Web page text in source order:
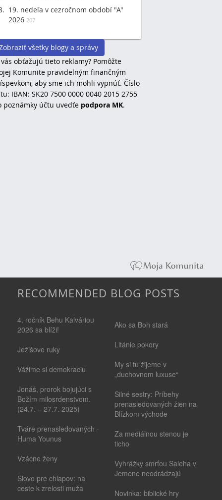
19. nedeľa v cezročnom období "A"
2026 207
všetky blogy a správy
obťažujú tieto reklamy? Pomôžte
Komunite pravidelným finančným
aby sme ich mohli vypnúť. Číslo
IBAN: SK20 7500 0000 0040 2015 2755
poznámky účtu uvedťe podpora MK.
RECOMMENDED BLOG POSTS
4. ročník Behu Kalváriou
2026 sa blíži!
Ježišove ruky
Vážime si demokraciu
Jonáš, prorok bojujúci s
Božím milosrdenstvom.
(24.7. – 27.7. 2025)
Tváre prenasledovaných -
Huma Younus
Vzácne ženy
Slovo pre chlapov: na
ceste k zrelosti muža
Ako sa Boh stará
Litánie pokory
My si tu žijeme v
„duchovnom luxuse“
Silné sestry: Príbehy
prenasledovaných žien na
Blízkom východe
Za mediálnou stenou je
ticho
Vyhrážky smrťou Saleha v
Jemene neodrádzajú
Novinka: biblické hry